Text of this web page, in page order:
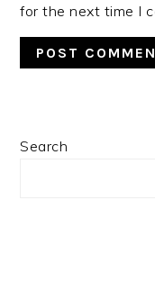
for the next time I
PRIMARY
Search